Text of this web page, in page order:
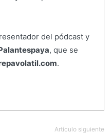
del pódcast y
, que se
.
Artículo siguiente